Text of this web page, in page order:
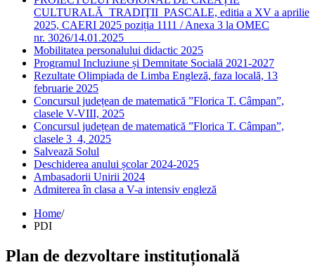
CULTURALĂ TRADIŢII PASCALE, editia a XV a aprilie
2025, CAERI 2025 poziția 1111 / Anexa 3 la OMEC
nr. 3026/14.01.2025
Mobilitatea personalului didactic 2025
Programul Incluziune și Demnitate Socială 2021-2027
Rezultate Olimpiada de Limba Engleză, faza locală, 13
februarie 2025
Concursul județean de matematică ”Florica T. Câmpan”,
clasele V-VIII, 2025
Concursul județean de matematică ”Florica T. Câmpan”,
clasele 3_4, 2025
Salvează Solul
Deschiderea anului școlar 2024-2025
Ambasadorii Unirii 2024
Admiterea în clasa a V-a intensiv engleză
Home/
PDI
Plan de dezvoltare instituțională